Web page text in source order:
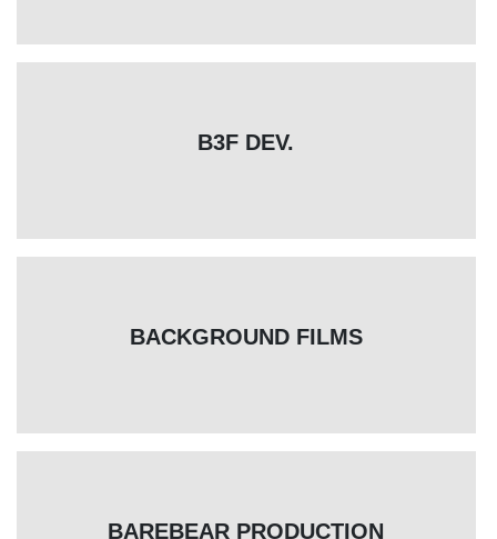
B3F DEV.
BACKGROUND FILMS
BAREBEAR PRODUCTION